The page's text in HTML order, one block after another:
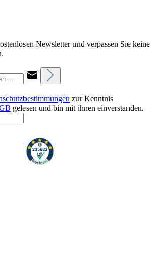
Newsletter und verpassen Sie keine
zur Kenntnis
gelesen und bin mit ihnen einverstanden.